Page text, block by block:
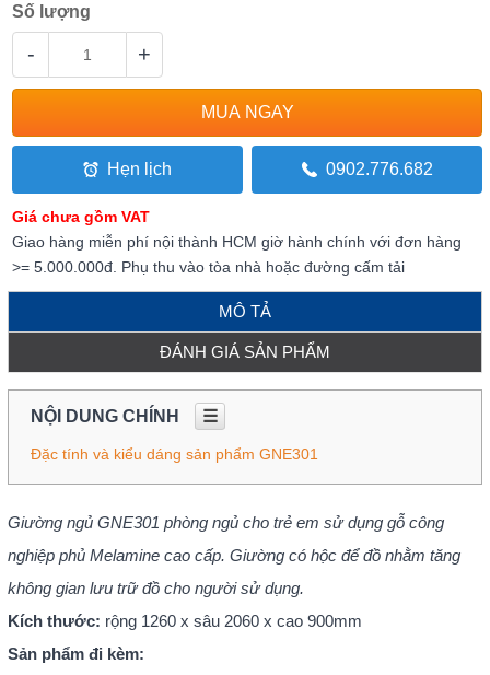
Số lượng
- +
Hẹn lịch 0902.776.682
Giá chưa gồm VAT
Giao hàng miễn phí nội thành HCM giờ hành chính với đơn hàng
>= 5.000.000đ. Phụ thu vào tòa nhà hoặc đường cấm tải
MÔ TẢ
ĐÁNH GIÁ SẢN PHẨM
NỘI DUNG CHÍNH ☰
Đặc tính và kiểu dáng sản phẩm GNE301
Giường ngủ GNE301 phòng ngủ cho trẻ em sử dụng gỗ công
nghiệp phủ Melamine cao cấp. Giường có hộc để đồ nhằm tăng
không gian lưu trữ đồ cho người sử dụng.
Kích thước: rộng 1260 x sâu 2060 x cao 900mm
Sản phẩm đi kèm: